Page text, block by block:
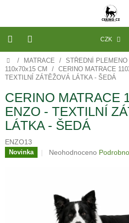
CZK
VÝROBA
NA
MÍRU
PELECHY
A
PODLOŽKY
NA
MÍRU
DO
PROSTĚRADLA
Domů
/ MATRACE / STŘEDNÍ PLEMENO
110x70x15 CM
/
CERINO MATRACE
TEXTILNÍ ZÁTĚŽOVÁ LÁTKA - ŠEDÁ
CERINO MATRACE
ENZO - TEXTILNÍ
LÁTKA - ŠEDÁ
ENZO13
Novinka
Průměrné
hvězdiček.
Neohodnoceno